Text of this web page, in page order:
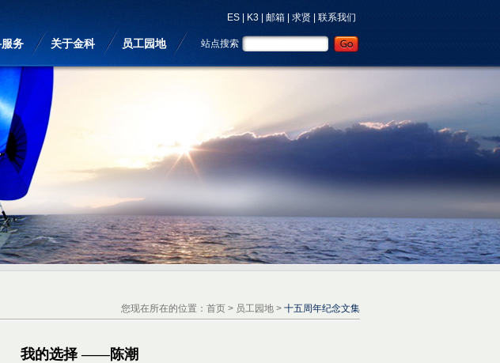
务 关于金科 员工园地
ES K3 邮箱 求贤 联系我们
站点搜索
您现在所在的位置： 首页 > 员工园地 > 十五周年纪念文集
我的选择 ——陈潮